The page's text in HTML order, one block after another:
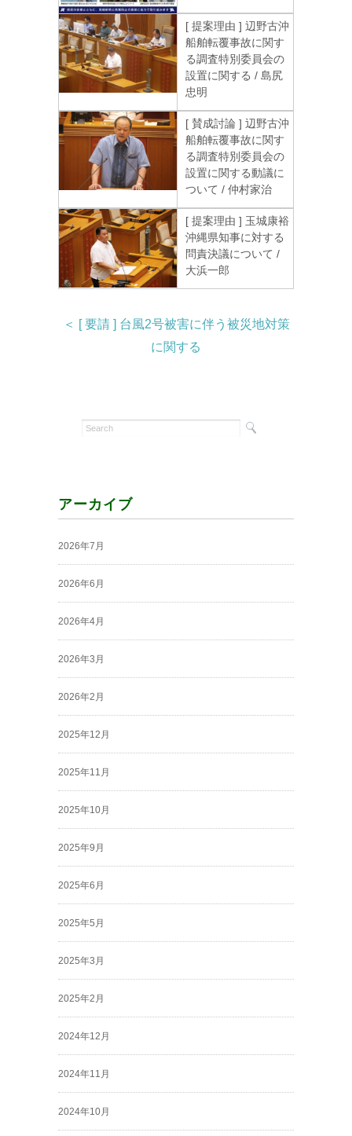
[ 提案理由 ] 辺野古沖
船舶転覆事故に関す
る調査特別委員会の
設置に関する / 島尻
忠明
[ 賛成討論 ] 辺野古沖
船舶転覆事故に関す
る調査特別委員会の
設置に関する動議に
ついて / 仲村家治
[ 提案理由 ] 玉城康裕
沖縄県知事に対する
問責決議について /
大浜一郎
＜ [ 要請 ] 台風2号被害に伴う被災地対策
に関する
アーカイブ
2026年7月
2026年6月
2026年4月
2026年3月
2026年2月
2025年12月
2025年11月
2025年10月
2025年9月
2025年6月
2025年5月
2025年3月
2025年2月
2024年12月
2024年11月
2024年10月